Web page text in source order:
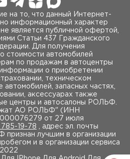
на то, что данный Интернет-
информационный характер
является публичной офертой,
Статьи 437 Гражданского
Для получения
стоимости автомобилей
по продажам в автоцентры
о приобретении
техническом
запасных частях,
аксессуарах также
центры и автосалоны РОЛЬФ.
AO РОЛЬФ" (ИНН
от 27 июля
19-78 , адрес эл. почты
признан лучшим в организации
и в организации сервиса